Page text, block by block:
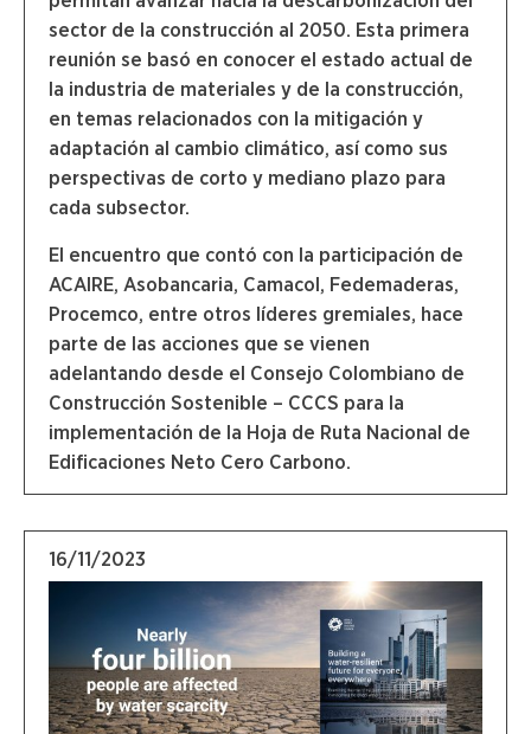
sector de la construcción al 2050. Esta primera
reunión se basó en conocer el estado actual de
la industria de materiales y de la construcción,
en temas relacionados con la mitigación y
adaptación al cambio climático, así como sus
perspectivas de corto y mediano plazo para
cada subsector.
El encuentro que contó con la participación de
ACAIRE, Asobancaria, Camacol, Fedemaderas,
Procemco, entre otros líderes gremiales, hace
parte de las acciones que se vienen
adelantando desde el Consejo Colombiano de
Construcción Sostenible – CCCS para la
implementación de la Hoja de Ruta Nacional de
Edificaciones Neto Cero Carbono.
16/11/2023